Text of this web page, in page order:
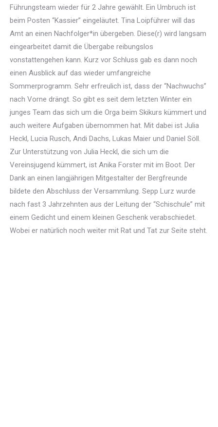
Führungsteam wieder für 2 Jahre gewählt. Ein Umbruch ist
beim Posten “Kassier” eingeläutet. Tina Loipführer will das
Amt an einen Nachfolger*in übergeben. Diese(r) wird langsam
eingearbeitet damit die Übergabe reibungslos
vonstattengehen kann. Kurz vor Schluss gab es dann noch
einen Ausblick auf das wieder umfangreiche
Sommerprogramm. Sehr erfreulich ist, dass der “Nachwuchs”
nach Vorne drängt. So gibt es seit dem letzten Winter ein
junges Team das sich um die Orga beim Skikurs kümmert und
auch weitere Aufgaben übernommen hat. Mit dabei ist Julia
Heckl, Lucia Rusch, Andi Dachs, Lukas Maier und Daniel Söll.
Zur Unterstützung von Julia Heckl, die sich um die
Vereinsjugend kümmert, ist Anika Forster mit im Boot. Der
Dank an einen langjährigen Mitgestalter der Bergfreunde
bildete den Abschluss der Versammlung. Sepp Lurz wurde
nach fast 3 Jahrzehnten aus der Leitung der “Schischule” mit
einem Gedicht und einem kleinen Geschenk verabschiedet.
Wobei er natürlich noch weiter mit Rat und Tat zur Seite steht.